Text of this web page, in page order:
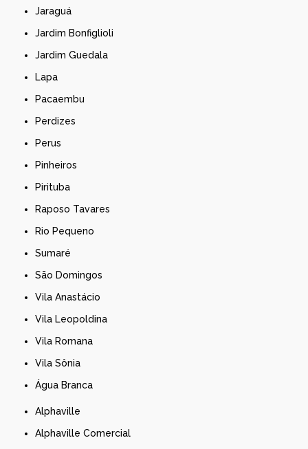
Jaraguá
Jardim Bonfiglioli
Jardim Guedala
Lapa
Pacaembu
Perdizes
Perus
Pinheiros
Pirituba
Raposo Tavares
Rio Pequeno
Sumaré
São Domingos
Vila Anastácio
Vila Leopoldina
Vila Romana
Vila Sônia
Água Branca
Alphaville
Alphaville Comercial